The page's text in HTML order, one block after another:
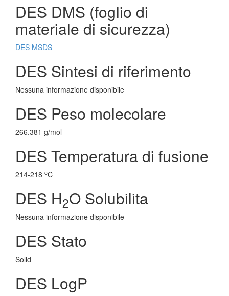
DES DMS (foglio di
materiale di sicurezza)
DES MSDS
DES Sintesi di riferimento
Nessuna informazione disponibile
DES Peso molecolare
266.381 g/mol
DES Temperatura di fusione
214-218 oC
DES H2O Solubilita
Nessuna informazione disponibile
DES Stato
Solid
DES LogP